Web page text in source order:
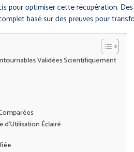
pour optimiser cette récupération.
basé sur des preuves pour
Validées Scientifiquement
Éclairé